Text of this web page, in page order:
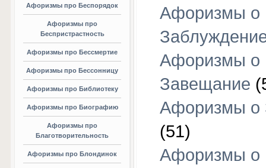
Афоризмы про Беспорядок
Афоризмы про
Беспристрастность
Афоризмы про Бессмертие
Афоризмы про Бессонницу
Афоризмы про Библиотеку
Афоризмы про Биографию
Афоризмы про
Благотворительность
Афоризмы про Блондинок
Афоризмы о
Афоризмы о
Завещание
Афоризмы о
(51)
Афоризмы о